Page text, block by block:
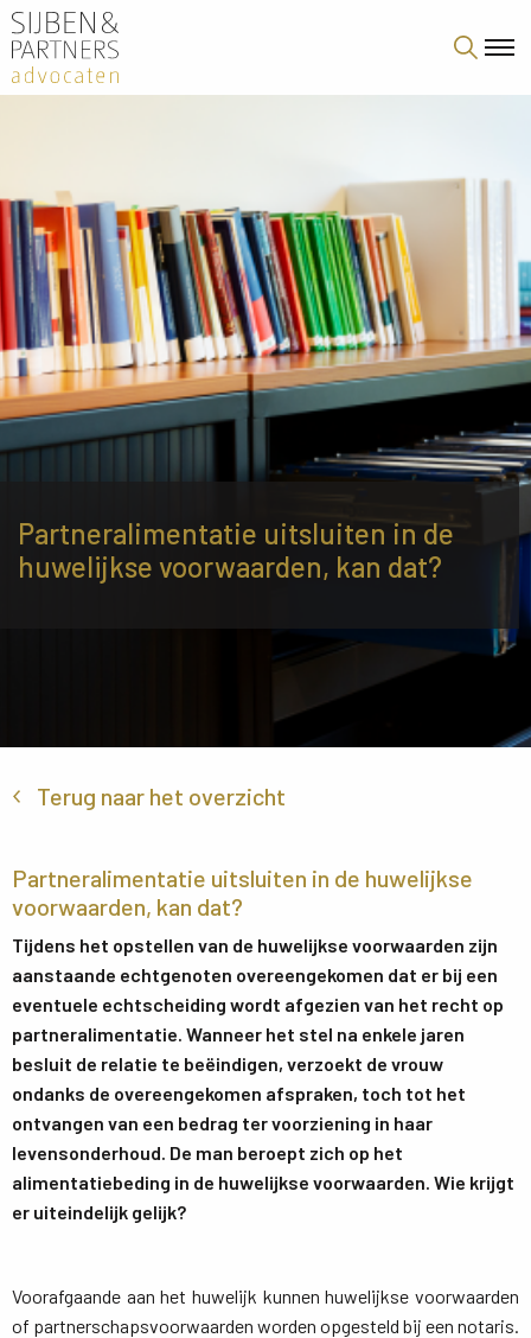
Partneralimentatie uitsluiten in de
huwelijkse voorwaarden, kan dat?
Terug naar het overzicht
Partneralimentatie uitsluiten in de huwelijkse
voorwaarden, kan dat?
Tijdens het opstellen van de huwelijkse voorwaarden zijn
aanstaande echtgenoten overeengekomen dat er bij een
eventuele echtscheiding wordt afgezien van het recht op
partneralimentatie. Wanneer het stel na enkele jaren
besluit de relatie te beëindigen, verzoekt de vrouw
ondanks de overeengekomen afspraken, toch tot het
ontvangen van een bedrag ter voorziening in haar
levensonderhoud. De man beroept zich op het
alimentatiebeding in de huwelijkse voorwaarden. Wie krijgt
er uiteindelijk gelijk?
Voorafgaande aan het huwelijk kunnen huwelijkse voorwaarden
of partnerschapsvoorwaarden worden opgesteld bij een notaris.